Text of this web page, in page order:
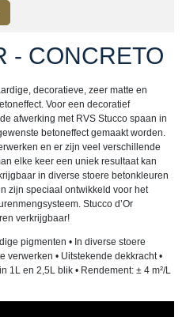
- CONCRETO
decoratieve, zeer matte en
Voor een decoratief
afwerking met RVS Stucco spaan in
betoneffect gemaakt worden.
en er zijn veel verschillende
elke keer een uniek resultaat kan
in diverse stoere betonkleuren
zijn speciaal ontwikkeld voor het
Stucco d’Or
verkrijgbaar!
pigmenten • In diverse stoere
verwerken • Uitstekende dekkracht •
1L en 2,5L blik • Rendement: ± 4 m²/L